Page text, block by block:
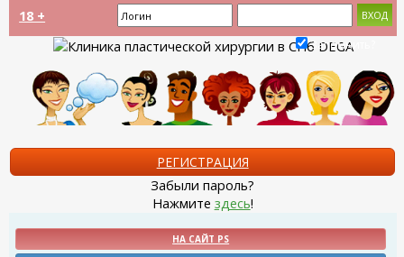
18 +
Запомнить?
РЕГИСТРАЦИЯ
Забыли пароль?
Нажмите здесь!
НА САЙТ PS